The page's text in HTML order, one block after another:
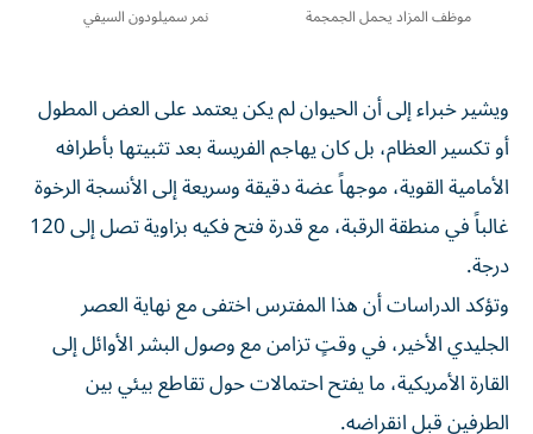
موظف المزاد يحمل الجمجمة نمر سميلودون السيفي
ويشير خبراء إلى أن الحيوان لم يكن يعتمد على العض المطول
أو تكسير العظام، بل كان يهاجم الفريسة بعد تثبيتها بأطرافه
الأمامية القوية، موجهاً عضة دقيقة وسريعة إلى الأنسجة الرخوة
غالباً في منطقة الرقبة، مع قدرة فتح فكيه بزاوية تصل إلى 120
درجة.
وتؤكد الدراسات أن هذا المفترس اختفى مع نهاية العصر
الجليدي الأخير، في وقتٍ تزامن مع وصول البشر الأوائل إلى
القارة الأمريكية، ما يفتح احتمالات حول تقاطع بيئي بين
الطرفين قبل انقراضه.